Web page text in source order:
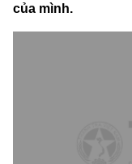
của mình.